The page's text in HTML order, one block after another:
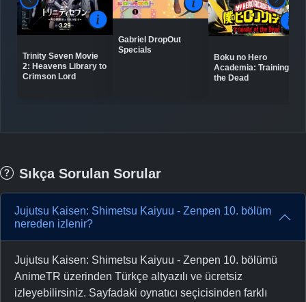
Trinity Seven Movie
2: Heavens Library to
Crimson Lord
Gabriel DropOut
Specials
Boku no Hero
Academia: Training of
the Dead
Sıkça Sorulan Sorular
Jujutsu Kaisen: Shimetsu Kaiyuu - Zenpen 10. bölüm
nereden izlenir?
Jujutsu Kaisen: Shimetsu Kaiyuu - Zenpen 10. bölümü
AnimeTR üzerinden Türkçe altyazılı ve ücretsiz
izleyebilirsiniz. Sayfadaki oynatıcı seçicisinden farklı